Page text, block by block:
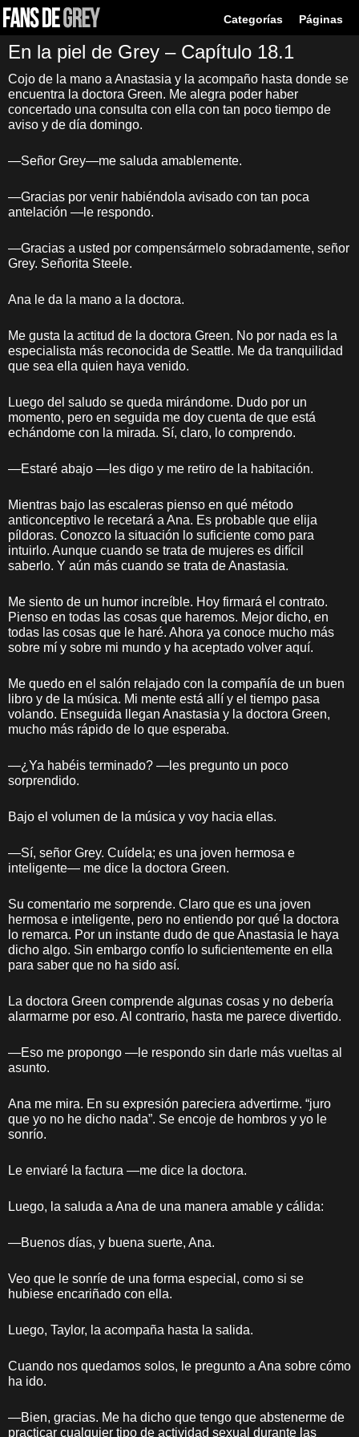
Categorías Páginas
En la piel de Grey – Capítulo 18.1
Cojo de la mano a Anastasia y la acompaño hasta donde se
encuentra la doctora Green. Me alegra poder haber
concertado una consulta con ella con tan poco tiempo de
aviso y de día domingo.
—Señor Grey—me saluda amablemente.
—Gracias por venir habiéndola avisado con tan poca
antelación —le respondo.
—Gracias a usted por compensármelo sobradamente, señor
Grey. Señorita Steele.
Ana le da la mano a la doctora.
Me gusta la actitud de la doctora Green. No por nada es la
especialista más reconocida de Seattle. Me da tranquilidad
que sea ella quien haya venido.
Luego del saludo se queda mirándome. Dudo por un
momento, pero en seguida me doy cuenta de que está
echándome con la mirada. Sí, claro, lo comprendo.
—Estaré abajo —les digo y me retiro de la habitación.
Mientras bajo las escaleras pienso en qué método
anticonceptivo le recetará a Ana. Es probable que elija
píldoras. Conozco la situación lo suficiente como para
intuirlo. Aunque cuando se trata de mujeres es difícil
saberlo. Y aún más cuando se trata de Anastasia.
Me siento de un humor increíble. Hoy firmará el contrato.
Pienso en todas las cosas que haremos. Mejor dicho, en
todas las cosas que le haré. Ahora ya conoce mucho más
sobre mí y sobre mi mundo y ha aceptado volver aquí.
Me quedo en el salón relajado con la compañía de un buen
libro y de la música. Mi mente está allí y el tiempo pasa
volando. Enseguida llegan Anastasia y la doctora Green,
mucho más rápido de lo que esperaba.
—¿Ya habéis terminado? —les pregunto un poco
sorprendido.
Bajo el volumen de la música y voy hacia ellas.
—Sí, señor Grey. Cuídela; es una joven hermosa e
inteligente— me dice la doctora Green.
Su comentario me sorprende. Claro que es una joven
hermosa e inteligente, pero no entiendo por qué la doctora
lo remarca. Por un instante dudo de que Anastasia le haya
dicho algo. Sin embargo confío lo suficientemente en ella
para saber que no ha sido así.
La doctora Green comprende algunas cosas y no debería
alarmarme por eso. Al contrario, hasta me parece divertido.
—Eso me propongo —le respondo sin darle más vueltas al
asunto.
Ana me mira. En su expresión pareciera advertirme. “juro
que yo no he dicho nada”. Se encoje de hombros y yo le
sonrío.
Le enviaré la factura —me dice la doctora.
Luego, la saluda a Ana de una manera amable y cálida:
—Buenos días, y buena suerte, Ana.
Veo que le sonríe de una forma especial, como si se
hubiese encariñado con ella.
Luego, Taylor, la acompaña hasta la salida.
Cuando nos quedamos solos, le pregunto a Ana sobre cómo
ha ido.
—Bien, gracias. Me ha dicho que tengo que abstenerme de
practicar cualquier tipo de actividad sexual durante las